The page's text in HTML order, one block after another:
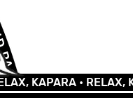
•RELAX,